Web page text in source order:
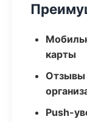
карты
Отзывы
Push-